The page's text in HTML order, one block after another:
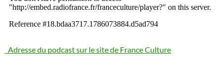
Adresse du podcast sur le site de France Culture